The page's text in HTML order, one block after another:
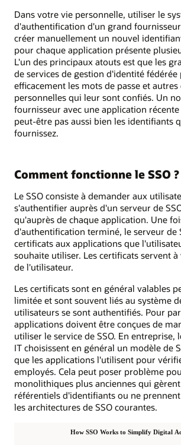
Dans votre vie personnelle, utiliser le
d'authentification d'un grand
créer manuellement un nouvel
pour chaque application présente
L'un des principaux atouts est que les
de services de gestion d'identité
efficacement les mots de passe et autres
personnelles qui leur sont confiés. Un
fournisseur avec une application
peut‑être pas aussi bien les identifiants
fournissez.
Comment fonctionne le SSO ?
Le SSO consiste à demander aux
s'authentifier auprès d'un serveur de
qu'auprès de chaque application. Une
d'authentification terminé, le serveur de
certificats aux applications que
souhaite utiliser. Les certificats servent
de l'utilisateur.
Les certificats sont en général valables
limitée et sont souvent liés au système
utilisateurs se sont authentifiés. Pour
applications doivent être conçues de
utiliser le service de SSO. En entreprise,
IT choisissent en général un modèle de
que les applications l'utilisent pour
employés. Cela peut poser problème
monolithiques plus anciennes qui
référentiels d'identifiants ou ne
les architectures de SSO courantes.